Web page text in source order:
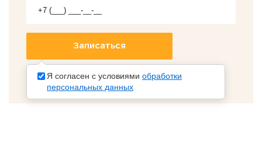
Я согласен с условиями обработки
персональных данных